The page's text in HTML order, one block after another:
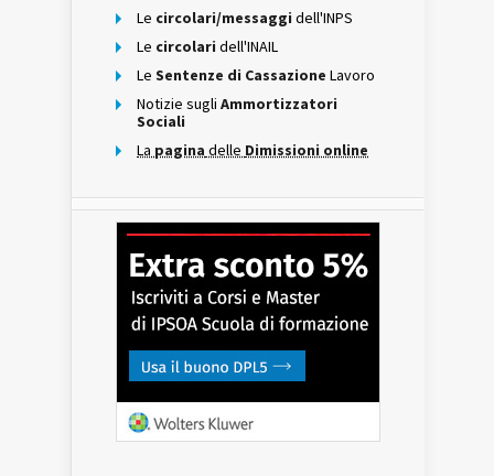
Le circolari/messaggi dell'INPS
Le circolari dell'INAIL
Le Sentenze di Cassazione Lavoro
Notizie sugli Ammortizzatori
Sociali
La pagina delle Dimissioni online